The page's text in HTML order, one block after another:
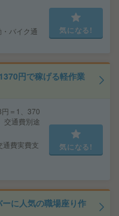
バイク通
気になる!
円で稼げる軽作業
＝1、370
交通費別途
通費実費支
気になる!
に人気の職場座り作